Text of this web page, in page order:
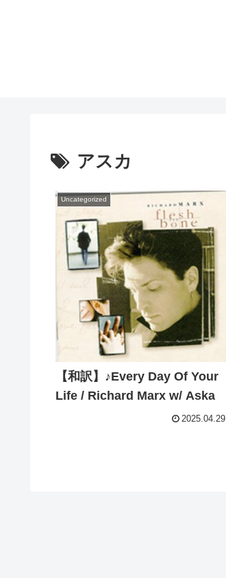
アスカ
Uncategorized
【和訳】♪Every Day Of Your
Life / Richard Marx w/ Aska
2025.04.29